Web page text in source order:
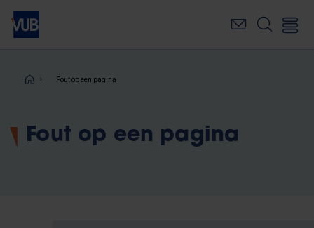
Overslaan
naar
inhoudKruimelpad
Fout op een pagina
Fout op een pagina